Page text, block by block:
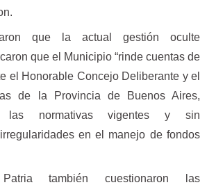
que la actual gestión oculte
que el Municipio “rinde cuentas de
el Honorable Concejo Deliberante y el
de la Provincia de Buenos Aires,
las normativas vigentes y sin
en el manejo de fondos
también cuestionaron las